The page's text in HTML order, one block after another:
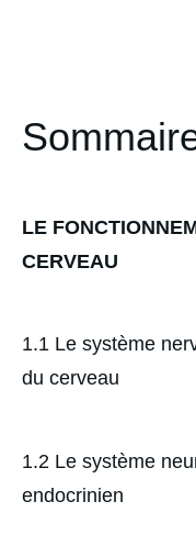
LE
CERVEAU
1.1 Le système
du cerveau
1.2 Le système
endocrinien